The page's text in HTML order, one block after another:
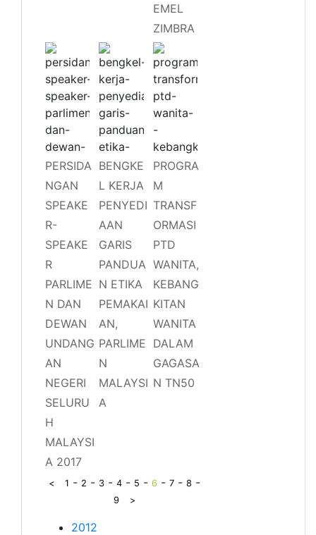
EMEL
ZIMBRA
PERSIDA
NGAN
SPEAKE
R-
SPEAKE
R
PARLIME
N DAN
DEWAN
UNDANG
AN
NEGERI
SELURU
H
MALAYSI
A 2017
BENGKE
L KERJA
PENYEDI
AAN
GARIS
PANDUA
N ETIKA
PEMAKAI
AN,
PARLIME
N
MALAYSI
A
PROGRA
M
TRANSF
ORMASI
PTD
WANITA,
KEBANG
KITAN
WANITA
DALAM
GAGASA
N TN50
< 1 - 2 - 3 -4 - 5 -6 -7 -8 -
9 >
2012